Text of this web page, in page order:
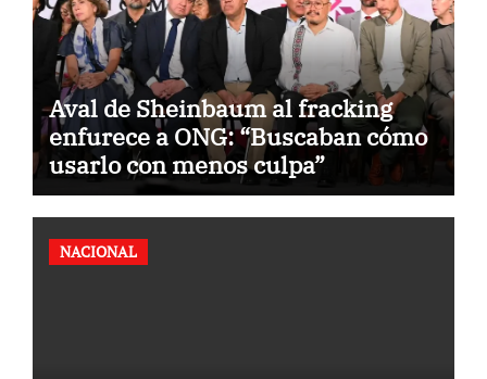
Aval de Sheinbaum al fracking
enfurece a ONG: “Buscaban cómo
usarlo con menos culpa”
NACIONAL